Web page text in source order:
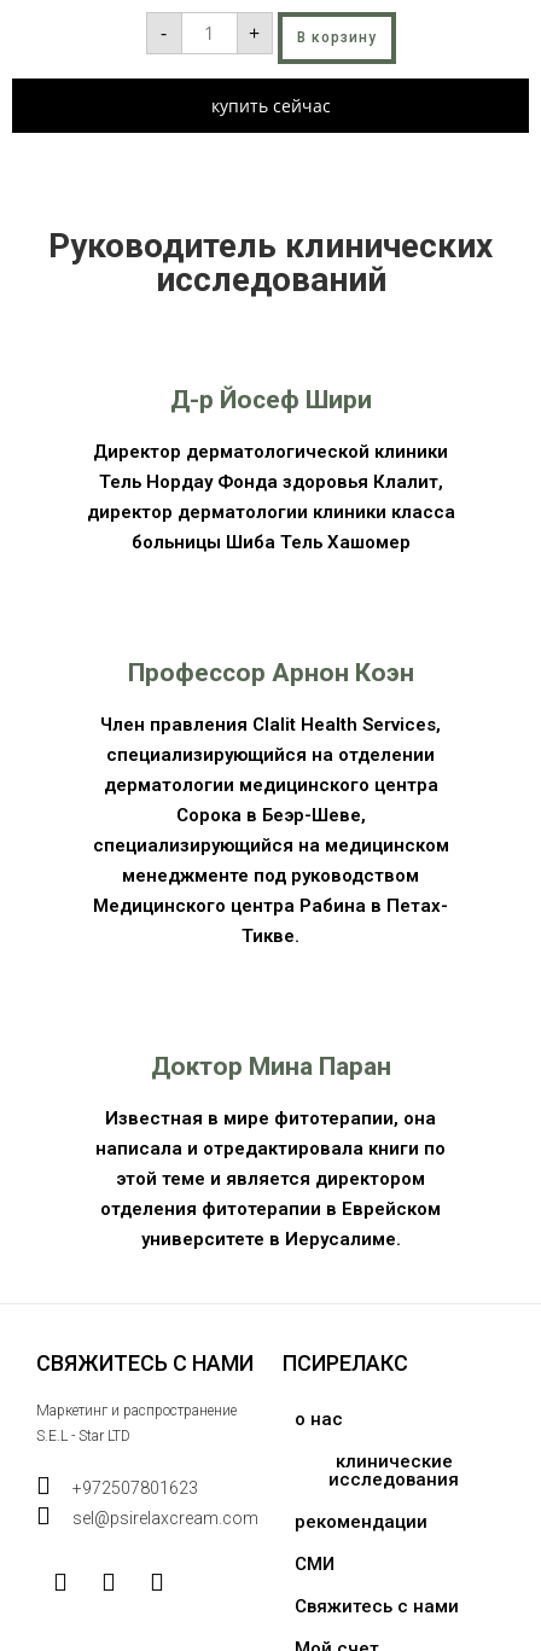
- + В корзину
купить сейчас
Руководитель клинических
исследований
Д-р Йосеф Шири
Директор дерматологической клиники
Тель Нордау Фонда здоровья Клалит,
директор дерматологии клиники класса
больницы Шиба Тель Хашомер
Профессор Арнон Коэн
Член правления Clalit Health Services,
специализирующийся на отделении
дерматологии медицинского центра
Сорока в Беэр-Шеве,
специализирующийся на медицинском
менеджменте под руководством
Медицинского центра Рабина в Петах-
Тикве.
Доктор Мина Паран
Известная в мире фитотерапии, она
написала и отредактировала книги по
этой теме и является директором
отделения фитотерапии в Еврейском
университете в Иерусалиме.
СВЯЖИТЕСЬ С НАМИ
Маркетинг и распространение
S.E.L - Star LTD
+972507801623
sel@psirelaxcream.com
ПСИРЕЛАКС
о нас
клинические
исследования
рекомендации
СМИ
Свяжитесь с нами